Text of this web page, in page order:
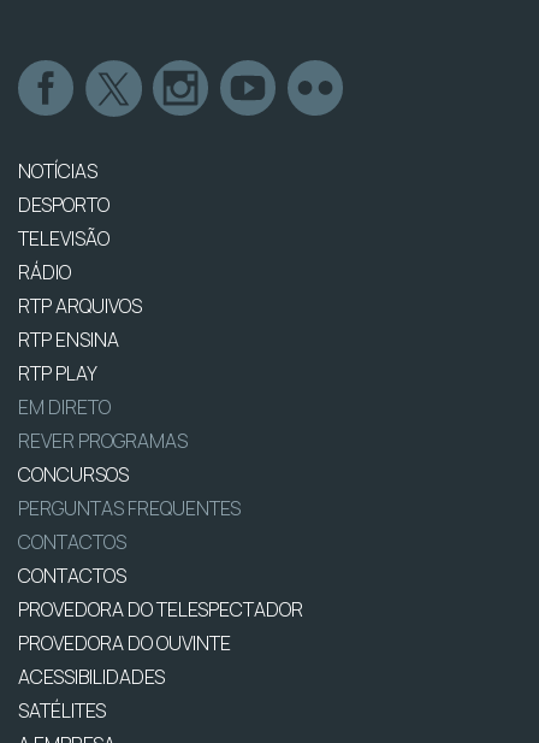
NOTÍCIAS
DESPORTO
TELEVISÃO
RÁDIO
RTP ARQUIVOS
RTP ENSINA
RTP PLAY
EM DIRETO
REVER PROGRAMAS
CONCURSOS
PERGUNTAS FREQUENTES
CONTACTOS
CONTACTOS
PROVEDORA DO TELESPECTADOR
PROVEDORA DO OUVINTE
ACESSIBILIDADES
SATÉLITES